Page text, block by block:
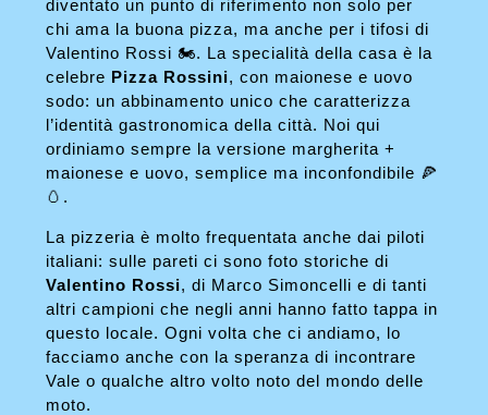
diventato un punto di riferimento non solo per
chi ama la buona pizza, ma anche per i tifosi di
Valentino Rossi 🏍️. La specialità della casa è la
celebre Pizza Rossini, con maionese e uovo
sodo: un abbinamento unico che caratterizza
l’identità gastronomica della città. Noi qui
ordiniamo sempre la versione margherita +
maionese e uovo, semplice ma inconfondibile 🍕
🥚.
La pizzeria è molto frequentata anche dai piloti
italiani: sulle pareti ci sono foto storiche di
Valentino Rossi, di Marco Simoncelli e di tanti
altri campioni che negli anni hanno fatto tappa in
questo locale. Ogni volta che ci andiamo, lo
facciamo anche con la speranza di incontrare
Vale o qualche altro volto noto del mondo delle
moto.